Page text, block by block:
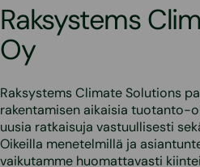
Raksystems
Oy
Raksystems Climate Solutions
rakentamisen aikaisia tuotanto-
uusia ratkaisuja vastuullisesti
Oikeilla menetelmillä ja
vaikutamme huomattavasti